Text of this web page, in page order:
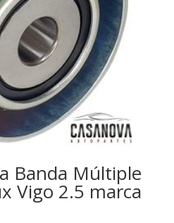
Banda Múltiple
Vigo 2.5 marca